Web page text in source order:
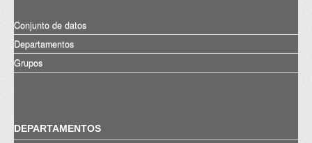
Conjunto de datos
Departamentos
Grupos
DEPARTAMENTOS